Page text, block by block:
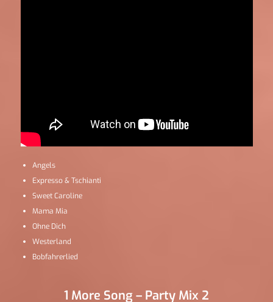
Angels
Expresso & Tschianti
Sweet Caroline
Mama Mia
Ohne Dich
Westerland
Bobfahrerlied
1 More Song – Party Mix 2